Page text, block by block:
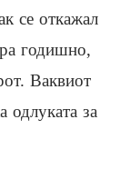
се откажал
годишно,
Ваквиот
одлуката за